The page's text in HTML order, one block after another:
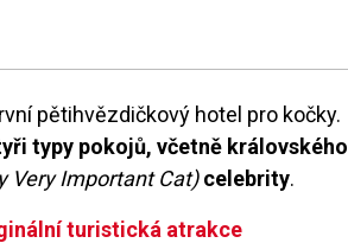
pětihvězdičkový hotel pro kočky.
typy pokojů, včetně královského
Very Important Cat) celebrity.
turistická atrakce